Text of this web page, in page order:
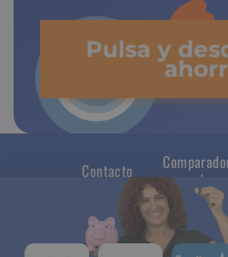
Pulsa y
Contacto
seguros de